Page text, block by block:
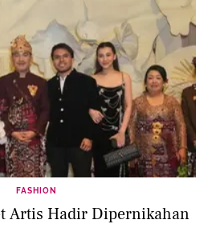
FASHION
Artis Hadir Dipernikahan